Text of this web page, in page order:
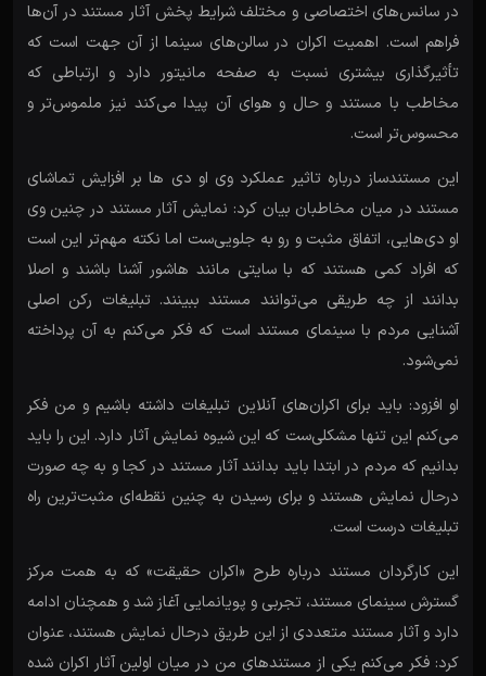
در سانس‌های اختصاصی و مختلف شرایط پخش آثار مستند در آن‌ها
فراهم است. اهمیت اکران در سالن‌های سینما از آن جهت است که
تأثیرگذاری بیشتری نسبت به صفحه مانیتور دارد و ارتباطی که
مخاطب با مستند و حال و هوای آن پیدا می‌کند نیز ملموس‌تر و
محسوس‌تر است.
این مستندساز درباره تاثیر عملکرد وی او دی ها بر افزایش تماشای
مستند در میان مخاطبان بیان کرد: نمایش آثار مستند در چنین وی
او دی‌هایی، اتفاق مثبت و رو به جلویی‌ست اما نکته مهم‌تر این است
که افراد کمی هستند که با سایتی مانند هاشور آشنا باشند و اصلا
بدانند از چه طریقی می‌توانند مستند ببینند. تبلیغات رکن اصلی
آشنایی مردم با سینمای مستند است که فکر می‌کنم به آن پرداخته
نمی‌شود.
او افزود: باید برای اکران‌های آنلاین تبلیغات داشته باشیم و من فکر
می‌کنم این تنها مشکلی‌ست که این شیوه نمایش آثار دارد. این را باید
بدانیم که مردم در ابتدا باید بدانند آثار مستند در کجا و به چه صورت
درحال نمایش هستند و برای رسیدن به چنین نقطه‌ای مثبت‌ترین راه
تبلیغات درست است.
این کارگردان مستند درباره طرح «اکران حقیقت» که به همت مرکز
گسترش سینمای مستند، تجربی و پویانمایی آغاز شد و همچنان ادامه
دارد و آثار مستند متعددی از این طریق درحال نمایش هستند، عنوان
کرد: فکر می‌کنم یکی از مستندهای من در میان اولین آثار اکران شده